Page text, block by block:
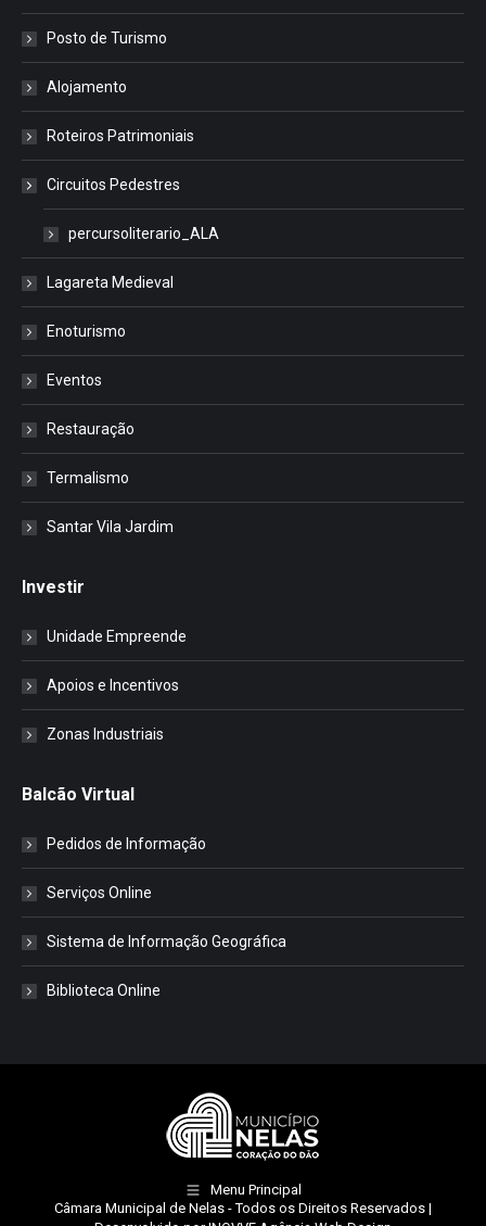
Posto de Turismo
Alojamento
Roteiros Patrimoniais
Circuitos Pedestres
percursoliterario_ALA
Lagareta Medieval
Enoturismo
Eventos
Restauração
Termalismo
Santar Vila Jardim
Investir
Unidade Empreende
Apoios e Incentivos
Zonas Industriais
Balcão Virtual
Pedidos de Informação
Serviços Online
Sistema de Informação Geográfica
Biblioteca Online
Menu Principal
Câmara Municipal de Nelas - Todos os Direitos Reservados |